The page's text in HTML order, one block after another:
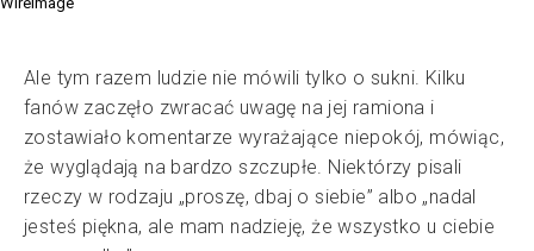
Ale tym razem ludzie nie mówili tylko o sukni. Kilku
fanów zaczęło zwracać uwagę na jej ramiona i
zostawiało komentarze wyrażające niepokój, mówiąc,
że wyglądają na bardzo szczupłe. Niektórzy pisali
rzeczy w rodzaju „proszę, dbaj o siebie” albo „nadal
jesteś piękna, ale mam nadzieję, że wszystko u ciebie